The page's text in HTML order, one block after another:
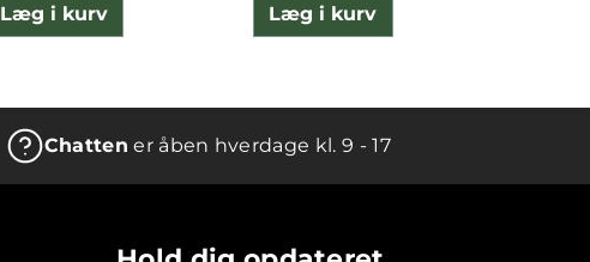
Læg i kurv Læg i kurv
Chatten er åben hverdage kl. 9 - 17